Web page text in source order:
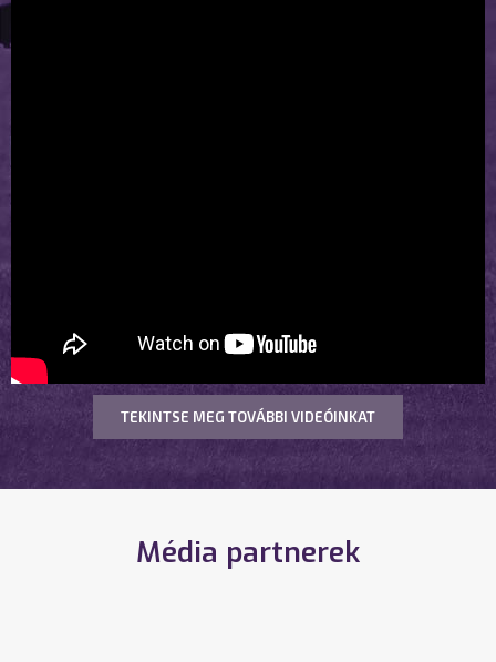
TEKINTSE MEG TOVÁBBI VIDEÓINKAT
Média partnerek